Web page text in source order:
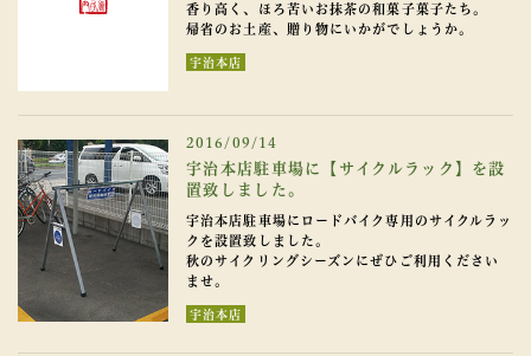
香り高く、ほろ苦いお抹茶の和菓子菓子たち。
帰省のお土産、贈り物にいかがでしょうか。
宇治本店
2016/09/14
宇治本店駐車場に【サイクルラック】を設
置致しました。
宇治本店駐車場にロードバイク専用のサイクルラッ
クを設置致しました。
秋のサイクリングシーズンにぜひご利用ください
ませ。
宇治本店